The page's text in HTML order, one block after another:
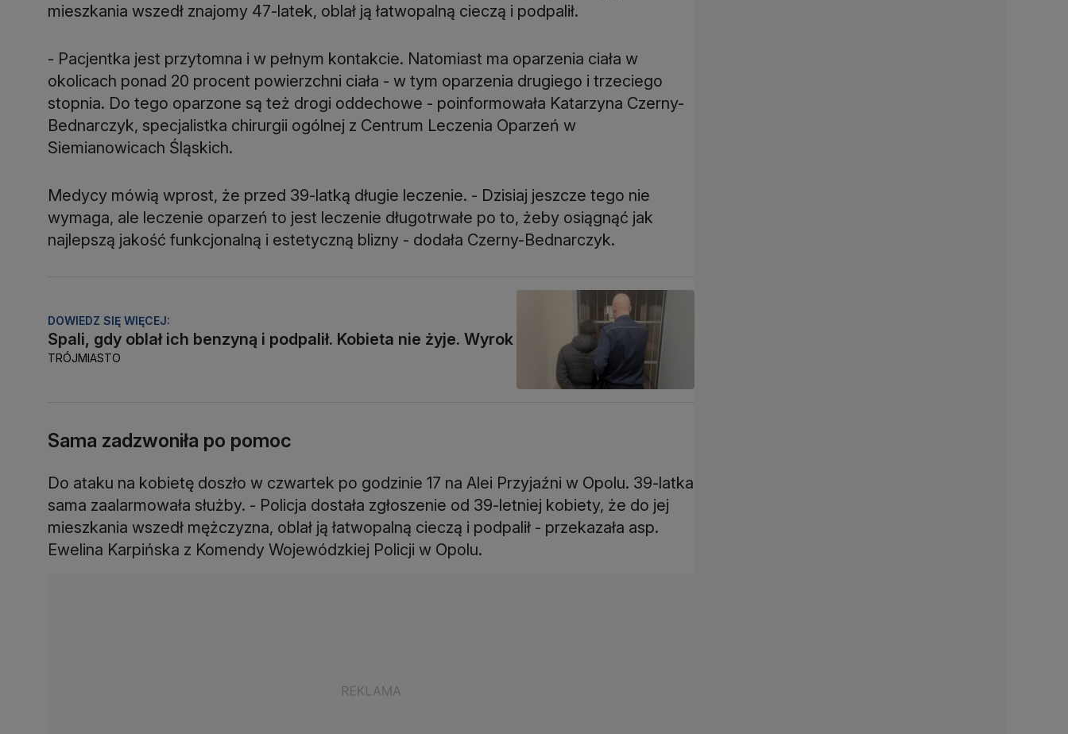
mieszkania wszedł znajomy 47-latek, oblał ją łatwopalną cieczą i podpalił.
- Pacjentka jest przytomna i w pełnym kontakcie. Natomiast ma oparzenia ciała w
okolicach ponad 20 procent powierzchni ciała - w tym oparzenia drugiego i trzeciego
stopnia. Do tego oparzone są też drogi oddechowe - poinformowała Katarzyna Czerny-
Bednarczyk, specjalistka chirurgii ogólnej z Centrum Leczenia Oparzeń w
Siemianowicach Śląskich.
Medycy mówią wprost, że przed 39-latką długie leczenie. - Dzisiaj jeszcze tego nie
wymaga, ale leczenie oparzeń to jest leczenie długotrwałe po to, żeby osiągnąć jak
najlepszą jakość funkcjonalną i estetyczną blizny - dodała Czerny-Bednarczyk.
DOWIEDZ SIĘ WIĘCEJ:
Spali, gdy oblał ich benzyną i podpalił. Kobieta nie żyje. Wyrok
TRÓJMIASTO
Sama zadzwoniła po pomoc
Do ataku na kobietę doszło w czwartek po godzinie 17 na Alei Przyjaźni w Opolu. 39-latka
sama zaalarmowała służby. - Policja dostała zgłoszenie od 39-letniej kobiety, że do jej
mieszkania wszedł mężczyzna, oblał ją łatwopalną cieczą i podpalił - przekazała asp.
Ewelina Karpińska z Komendy Wojewódzkiej Policji w Opolu.